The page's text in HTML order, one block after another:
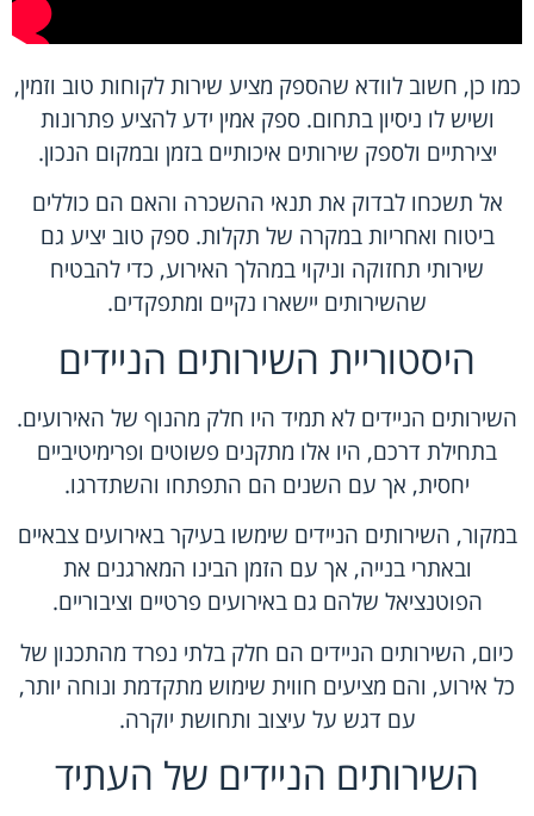
כמו כן, חשוב לוודא שהספק מציע שירות לקוחות טוב וזמין,
ושיש לו ניסיון בתחום. ספק אמין ידע להציע פתרונות
יצירתיים ולספק שירותים איכותיים בזמן ובמקום הנכון.
אל תשכחו לבדוק את תנאי ההשכרה והאם הם כוללים
ביטוח ואחריות במקרה של תקלות. ספק טוב יציע גם
שירותי תחזוקה וניקוי במהלך האירוע, כדי להבטיח
שהשירותים יישארו נקיים ומתפקדים.
היסטוריית השירותים הניידים
השירותים הניידים לא תמיד היו חלק מהנוף של האירועים.
בתחילת דרכם, היו אלו מתקנים פשוטים ופרימיטיביים
יחסית, אך עם השנים הם התפתחו והשתדרגו.
במקור, השירותים הניידים שימשו בעיקר באירועים צבאיים
ובאתרי בנייה, אך עם הזמן הבינו המארגנים את
הפוטנציאל שלהם גם באירועים פרטיים וציבוריים.
כיום, השירותים הניידים הם חלק בלתי נפרד מהתכנון של
כל אירוע, והם מציעים חווית שימוש מתקדמת ונוחה יותר,
עם דגש על עיצוב ותחושת יוקרה.
השירותים הניידים של העתיד